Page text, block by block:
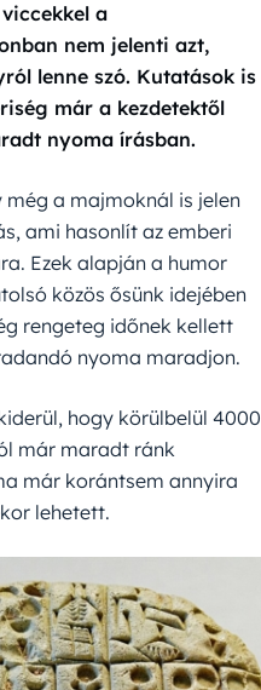
a
nem jelenti azt,
lenne szó. Kutatások is
már a kezdetektől
nyoma írásban.
a majmoknál is jelen
ami hasonlít az emberi
Ezek alapján a humor
közös ősünk idejében
rengeteg időnek kellett
nyoma maradjon.
hogy körülbelül 4000
már maradt ránk
már korántsem annyira
lehetett.